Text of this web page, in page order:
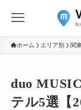
ホーム エリア別 関
duo
テル5選【